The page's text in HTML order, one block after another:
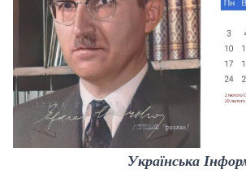
Українська